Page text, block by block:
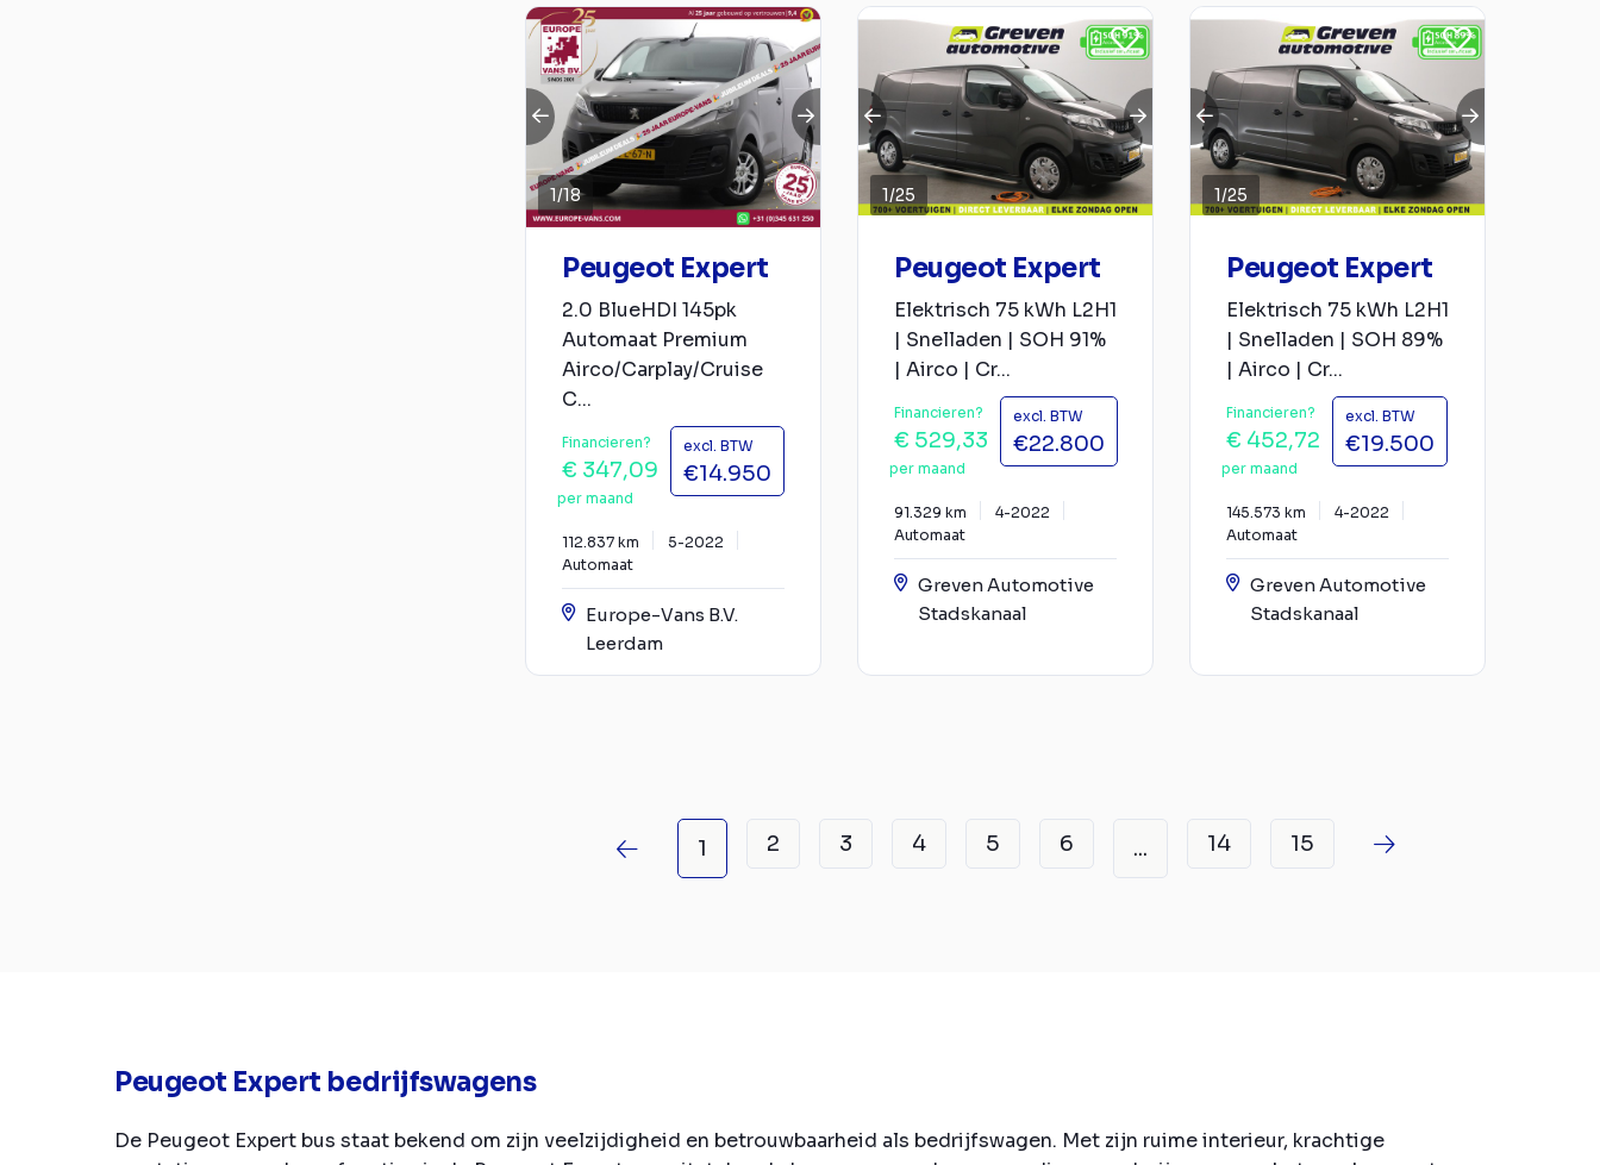
1/18
Peugeot Expert
2.0 BlueHDI 145pk
Automaat Premium
Airco/Carplay/Cruise
C...
Financieren?
€ 347,09
per maand
excl. BTW
€14.950
112.837 km
5-2022
Automaat
Europe-Vans B.V.
Leerdam
1/25
Peugeot Expert
Elektrisch 75 kWh L2H1
| Snelladen | SOH 91%
| Airco | Cr...
Financieren?
€ 529,33
per maand
excl. BTW
€22.800
91.329 km
4-2022
Automaat
Greven Automotive
Stadskanaal
1/25
Peugeot Expert
Elektrisch 75 kWh L2H1
| Snelladen | SOH 89%
| Airco | Cr...
Financieren?
€ 452,72
per maand
excl. BTW
€19.500
145.573 km
4-2022
Automaat
Greven Automotive
Stadskanaal
1 2 3 4 5 6 ... 14 15
Peugeot Expert bedrijfswagens
De Peugeot Expert bus staat bekend om zijn veelzijdigheid en betrouwbaarheid als bedrijfswagen. Met zijn ruime interieur, krachtige